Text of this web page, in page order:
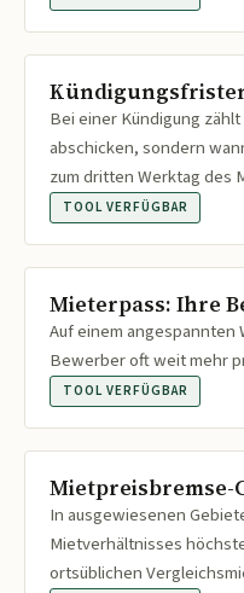
Bei einer Kündigung
abschicken, sondern
zum dritten Werktag des
TOOL VERFÜGBAR
Mieterpass: Ihre
Auf einem angespannten
Bewerber oft weit mehr
TOOL VERFÜGBAR
Mietpreisbremse-
In ausgewiesenen
Mietverhältnisses
ortsüblichen